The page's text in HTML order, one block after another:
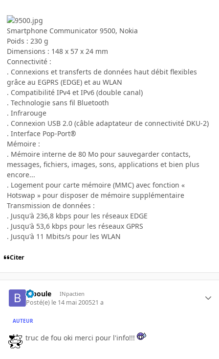
Smartphone Communicator 9500, Nokia
Poids : 230 g
Dimensions : 148 x 57 x 24 mm
Connectivité :
. Connexions et transferts de données haut débit flexibles
grâce au EGPRS (EDGE) et au WLAN
. Compatibilité IPv4 et IPv6 (double canal)
. Technologie sans fil Bluetooth
. Infrarouge
. Connexion USB 2.0 (câble adaptateur de connectivité DKU-2)
. Interface Pop-Port®
Mémoire :
. Mémoire interne de 80 Mo pour sauvegarder contacts,
messages, fichiers, images, sons, applications et bien plus
encore...
. Logement pour carte mémoire (MMC) avec fonction «
Hotswap » pour disposer de mémoire supplémentaire
Transmission de données :
. Jusqu'à 236,8 kbps pour les réseaux EDGE
. Jusqu'à 53,6 kbps pour les réseaux GPRS
. Jusqu'à 11 Mbits/s pour les WLAN
Citer
biboule INpactien
Posté(e) le 14 mai 200521 a
AUTEUR
truc de fou oki merci pour l'info!!!